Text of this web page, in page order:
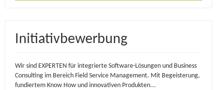
Initiativbewerbung
Wir sind EXPERTEN für integrierte Software-Lösungen und Business
Consulting im Bereich Field Service Management. Mit Begeisterung,
fundiertem Know How und innovativen Produkten...